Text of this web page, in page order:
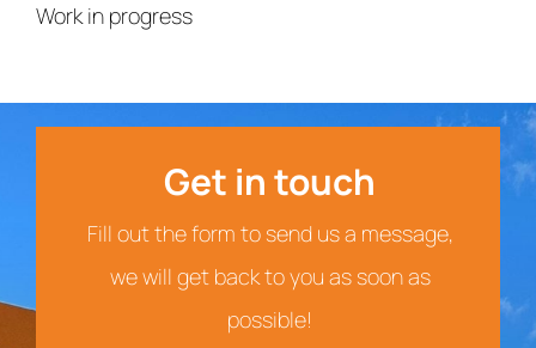
Work in progress
Get in touch
Fill out the form to send us a message,
we will get back to you as soon as
possible!